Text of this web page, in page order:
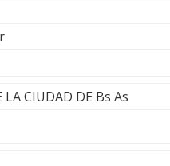
CIUDAD DE Bs As